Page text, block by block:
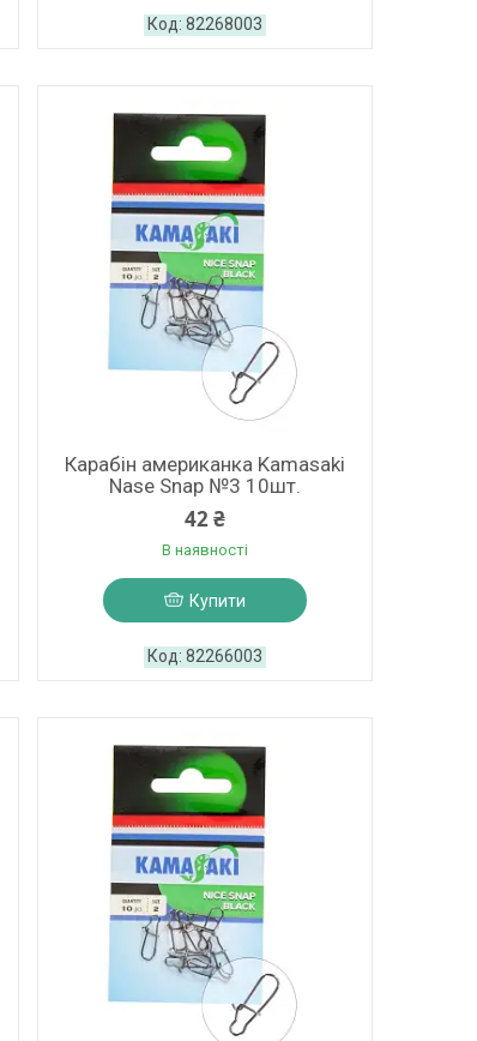
82268003
Карабін американка Kamasaki
Nase Snap №3 10шт.
42 ₴
В наявності
Купити
82266003